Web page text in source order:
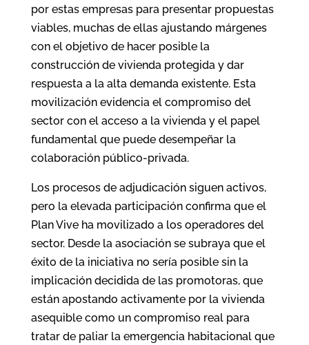
por estas empresas para presentar propuestas
viables, muchas de ellas ajustando márgenes
con el objetivo de hacer posible la
construcción de vivienda protegida y dar
respuesta a la alta demanda existente. Esta
movilización evidencia el compromiso del
sector con el acceso a la vivienda y el papel
fundamental que puede desempeñar la
colaboración público-privada.
Los procesos de adjudicación siguen activos,
pero la elevada participación confirma que el
Plan Vive ha movilizado a los operadores del
sector. Desde la asociación se subraya que el
éxito de la iniciativa no sería posible sin la
implicación decidida de las promotoras, que
están apostando activamente por la vivienda
asequible como un compromiso real para
tratar de paliar la emergencia habitacional que